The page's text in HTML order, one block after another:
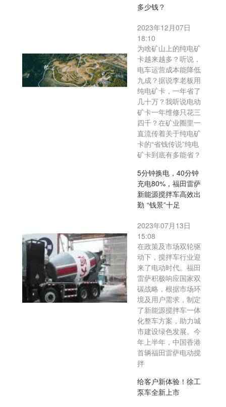
多少钱？
2023年12月07日
18:10
为啥矿山上的纯电矿
卡越来越多？听说，
电车运营成本能降低
九成？据说李老板用
纯电矿卡，一年省了
几十万？我听说电动
矿卡一年维修只花三
四千？在矿业圈里一
直流传着关于纯电矿
卡的“省钱传说”纯电
矿卡到底有多能省？
5分钟换电，40分钟
充电80%，福田雷萨
新能源搅拌车高效出
勤 “钱景”十足
2023年07月13日
15:08
在政策及市场双轮驱
动下，搅拌车行业迎
来了电动时代。福田
雷萨积极响应国家双
碳战略，根据市场环
境及用户需求，制定
了新能源搅拌车一体
化整车方案，助力城
市建设绿色发展。今
年上半年，中国香港
首辆福田雷萨电动搅
拌
给客户新体验！徐工
泵车全新上市